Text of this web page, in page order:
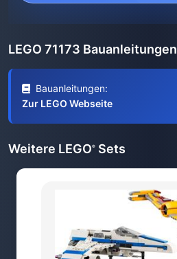
LEGO 71173 Bauanleitungen
Bauanleitungen:
Zur LEGO Webseite
Weitere LEGO® Sets